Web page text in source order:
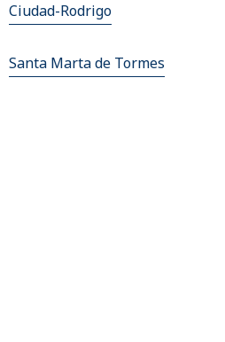
Ciudad-Rodrigo
Santa Marta de Tormes